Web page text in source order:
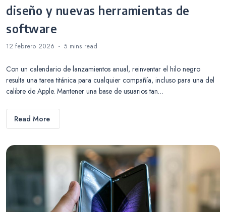
diseño y nuevas herramientas de
software
12 febrero 2026 5 mins read
Con un calendario de lanzamientos anual, reinventar el hilo negro
resulta una tarea titánica para cualquier compañía, incluso para una del
calibre de Apple. Mantener una base de usuarios tan…
Read More